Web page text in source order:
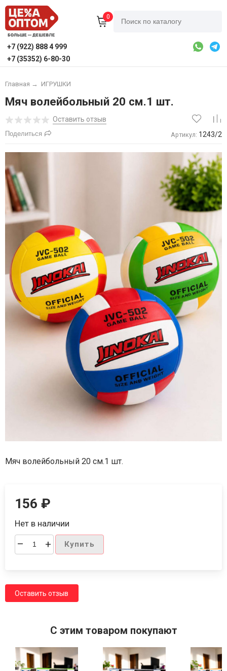
0
+7 (922) 888 4 999
+7 (35352) 6-80-30
Главная → ИГРУШКИ
Мяч волейбольный 20 см.1 шт.
Оставить отзыв
Поделиться Артикул: 1243/2
Мяч волейбольный 20 см.1 шт.
156₽
Нет в наличии
– + Купить
Оставить отзыв
C этим товаром покупают